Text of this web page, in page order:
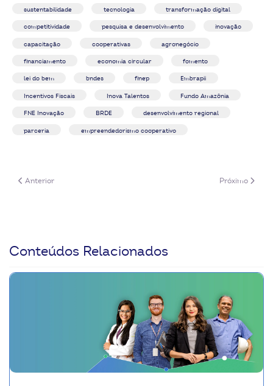
sustentabilidade tecnologia transformação digital
competitividade pesquisa e desenvolvimento inovação
capacitação cooperativas agronegócio
financiamento economia circular fomento
lei do bem bndes finep Embrapii
Incentivos Fiscais Inova Talentos Fundo Amazônia
FNE Inovação BRDE desenvolvimento regional
parceria empreendedorismo cooperativo
Artigo anterior: Como Alinhar Estratégias de Inovação com
Anterior Próximo
Próximo
Conteúdos Relacionados